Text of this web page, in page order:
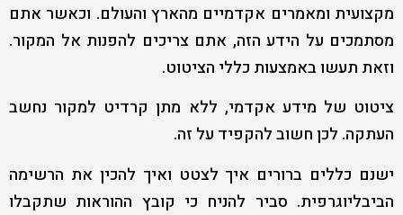
מקצועית ומאמרים אקדמיים מהארץ והעולם. וכאשר אתם
מסתמכים על הידע הזה, אתם צריכים להפנות אל המקור.
וזאת תעשו באמצעות כללי הציטוט.
ציטוט של מידע אקדמי, ללא מתן קרדיט למקור נחשב
העתקה. לכן חשוב להקפיד על זה.
ישנם כללים ברורים איך לצטט ואיך להכין את הרשימה
הביבליוגרפית. סביר להניח כי קובץ ההוראות שתקבלו